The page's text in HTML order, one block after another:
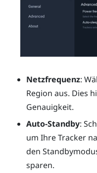
Netzfrequenz:
Region aus. Dies
Genauigkeit.
Auto-Standby:
um Ihre Tracker
den
sparen.